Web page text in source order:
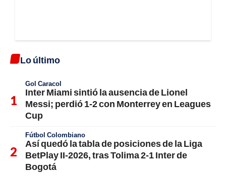
Lo último
Gol Caracol
Inter Miami sintió la ausencia de Lionel
Messi; perdió 1-2 con Monterrey en Leagues
Cup
Fútbol Colombiano
Así quedó la tabla de posiciones de la Liga
BetPlay II-2026, tras Tolima 2-1 Inter de
Bogotá